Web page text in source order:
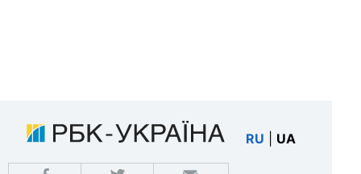
RU UA